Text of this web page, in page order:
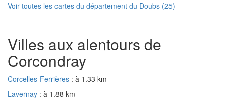
Voir toutes les cartes du département du Doubs (25)
Villes aux alentours de
Corcondray
Corcelles-Ferrières : à 1.33 km
Lavernay : à 1.88 km